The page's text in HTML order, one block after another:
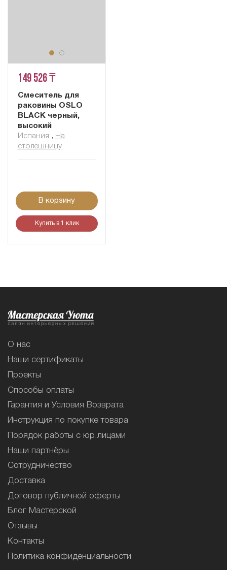
149 526 ₸
Смеситель для
раковины OSLO
BLACK черный,
высокий
Испания , На
столешницу
В корзину
Купить в 1 клик
О нас
Наши сертификаты
Проекты
Способы оплаты
Гарантия и Условия Возврата
Инструкция по покупке товара
Порядок работы с юр.лицами
Наши партнёры
Сотрудничество
Доставка
Договор публичной оферты
Блог Мастерской
Отзывы
Контакты
Политика конфиденциальности